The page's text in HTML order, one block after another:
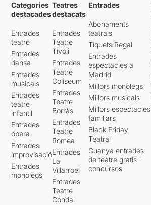
Categories
destacades
Entrades
teatre
Entrades
dansa
Entrades
musicals
Entrades
teatre
infantil
Entrades
òpera
Entrades
improvisació
Entrades
monòlegs
Teatres
destacats
Entrades
Teatre
Tívoli
Entrades
Teatre
Coliseum
Entrades
Teatre
Borràs
Entrades
Teatre
Romea
Entrades
La
Villarroel
Entrades
Teatre
Condal
Entrades
Abonaments
teatrals
Tiquets Regal
Entrades
espectacles a
Madrid
Millors monòlegs
Millors musicals
Millors espectacles
familiars
Black Friday
Teatral
Guanya entrades
de teatre gratis -
concursos